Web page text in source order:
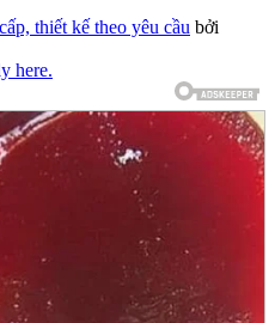
thiết kế theo yêu cầu bởi
here.